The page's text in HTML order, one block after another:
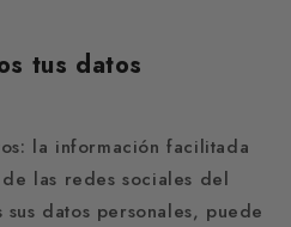
tus datos
la información facilitada
las redes sociales del
sus datos personales, puede